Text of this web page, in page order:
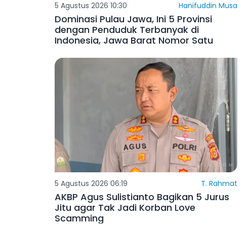
5 Agustus 2026 10:30 Hanifuddin Musa
Dominasi Pulau Jawa, Ini 5 Provinsi
dengan Penduduk Terbanyak di
Indonesia, Jawa Barat Nomor Satu
5 Agustus 2026 06:19 T. Rahmat
AKBP Agus Sulistianto Bagikan 5 Jurus
Jitu agar Tak Jadi Korban Love
Scamming